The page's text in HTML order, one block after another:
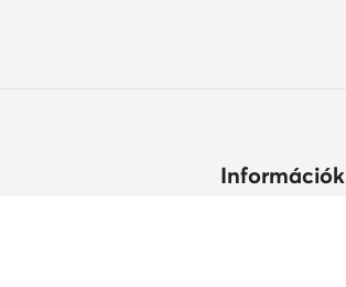
Információk